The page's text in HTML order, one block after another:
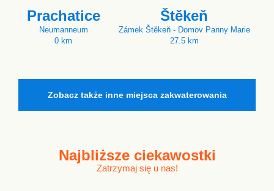
Prachatice
Neumanneum
0 km
Štěkeň
Zámek Štěkeň - Domov Panny Marie
27.5 km
Zobacz także inne miejsca zakwaterowania
Najbliższe ciekawostki
Zatrzymaj się u nas!